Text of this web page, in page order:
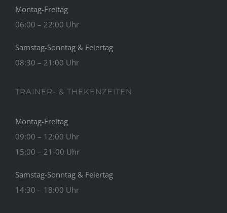
Montag-Freitag
06:00 – 22:00 Uhr
Samstag-Sonntag & Feiertag
08:30 – 21:00 Uhr
TRAINER- & THEKENZEITEN
Montag-Freitag
09:00 – 12:00 Uhr
15:00 – 21-00 Uhr
Samstag-Sonntag & Feiertag
14:30 – 18:00 Uhr